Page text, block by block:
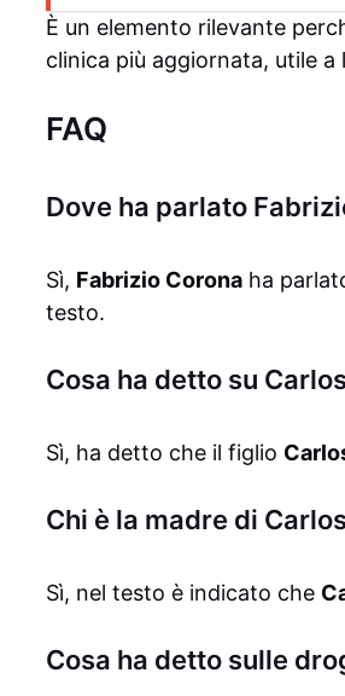
È un elemento rilevante
clinica più aggiornata, utile
FAQ
Dove ha parlato
Sì, Fabrizio Corona ha
testo.
Cosa ha detto su
Sì, ha detto che il figlio
Chi è la madre di
Sì, nel testo è indicato che
Cosa ha detto sulle